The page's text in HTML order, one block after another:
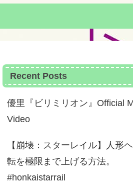
Recent Posts
優里『ビリミリオン』Official
Video
【崩壊：スターレイル】人形
転を極限まで上げる方法。
#honkaistarrail